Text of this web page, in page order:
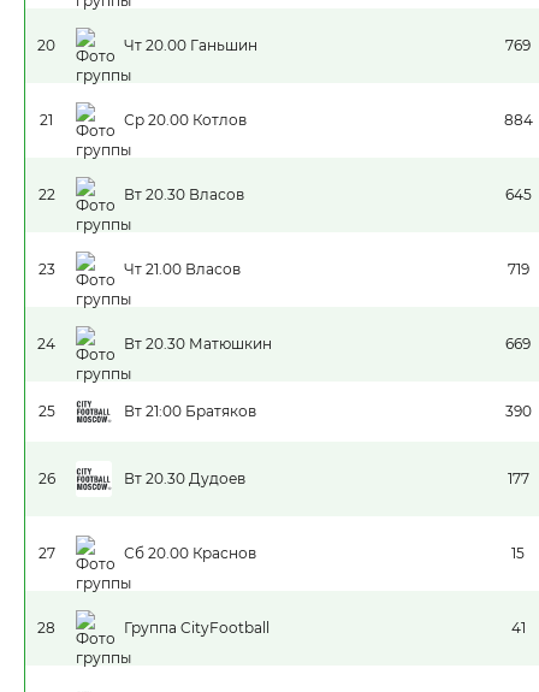
20 Чт 20.00 Ганьшин 769
21 Ср 20.00 Котлов 884
22 Вт 20.30 Власов 645
23 Чт 21.00 Власов 719
24 Вт 20.30 Матюшкин 669
25 Вт 21:00 Братяков 390
26 Вт 20.30 Дудоев 177
27 Сб 20.00 Краснов 15
28 Группа CityFootball 41